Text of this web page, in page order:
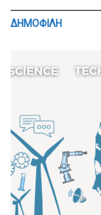
ΔΗΜΟΦΙΛΗ